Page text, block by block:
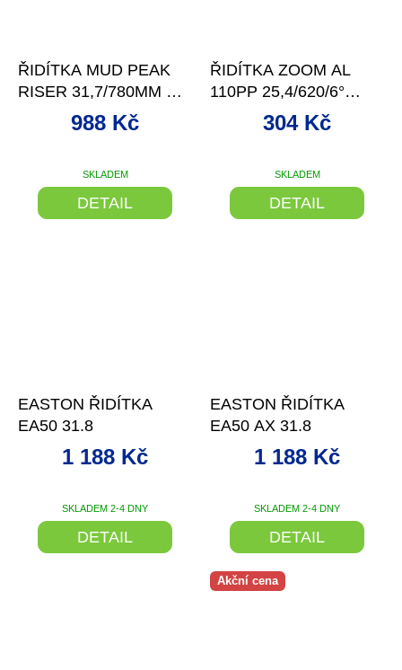
ŘIDÍTKA MUD PEAK
RISER 31,7/780MM AL,
ČERNÁ
SKLADEM
988 Kč
DETAIL
ŘIDÍTKA ZOOM AL
110PP 25,4/620/6°
ROVNÁ ČERNÉ MATN
SKLADEM
304 Kč
DETAIL
EASTON ŘIDÍTKA
EA50 31.8
SKLADEM 2-4 DNY
1 188 Kč
DETAIL
EASTON ŘIDÍTKA
EA50 AX 31.8
SKLADEM 2-4 DNY
1 188 Kč
DETAIL
Akční cena